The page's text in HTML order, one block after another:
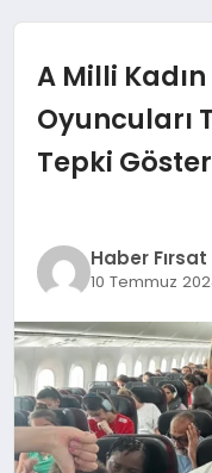
SAĞLIK
MAGAZİN
EĞİTİM
DÜNYA
A Milli
Oyuncuları
Tepki
Haber Fırsat
10 Temmuz